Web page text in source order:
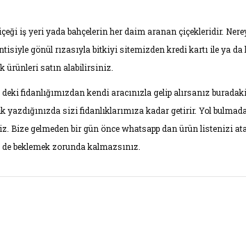
iş yeri yada bahçelerin her daim aranan çiçekleridir.
gönül rızasıyla bitkiyi sitemizden kredi kartı ile ya
ürünleri satın alabilirsiniz.
fidanlığımızdan kendi aracınızla gelip alırsanız
sizi fidanlıklarımıza kadar getirir. Yol
Bize gelmeden bir gün önce whatsapp dan ürün listenizi
beklemek zorunda kalmazsınız.